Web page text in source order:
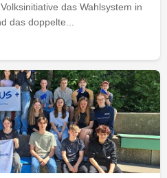
das Wahlsystem in
das doppelte...